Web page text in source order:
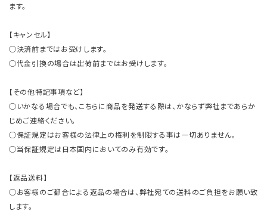
ます。
【キャンセル】
○決済前まではお受けします。
○代金引換の場合は出荷前まではお受けします。
【その他特記事項など】
○いかなる場合でも、こちらに商品を発送する際は、かならず弊社まであらか
じめご連絡ください。
○保証規定はお客様の法律上の権利を制限する事は一切ありません。
○当保証規定は日本国内においてのみ有効です。
【返品送料】
○お客様のご都合による返品の場合は、弊社宛ての送料のご負担をお願い致
します。